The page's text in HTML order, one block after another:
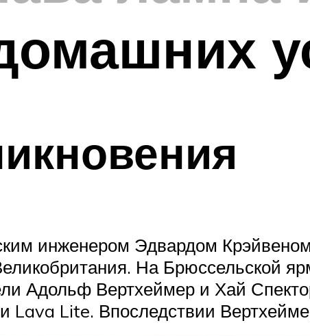
инженером Эдвардом
На Брюссельской
Адольф Вертхеймер и Хай
Lava Lite. Впоследствии